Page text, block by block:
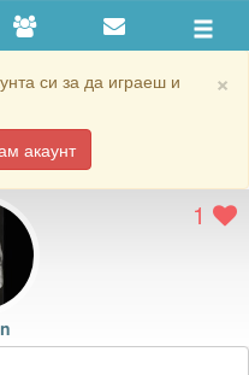
×
си за да играеш и
акаунт
1